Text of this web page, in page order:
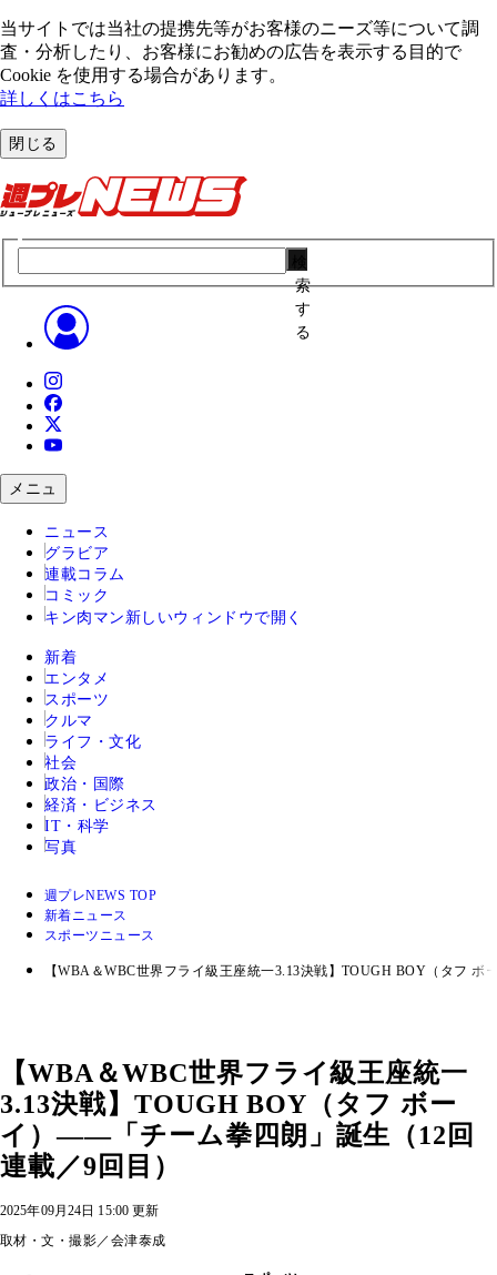
当サイトでは当社の提携先等がお客様のニーズ等について調
査・分析したり、お客様にお勧めの広告を表⽰する⽬的で
Cookie を使⽤する場合があります。
詳しくはこちら
閉じる
索
す
る
メニュ
ニュース
グラビア
連載コラム
コミック
キン肉マン 新しいウィンドウで開く
新着
エンタメ
スポーツ
クルマ
ライフ・文化
社会
政治・国際
経済・ビジネス
IT・科学
写真
週プレNEWS TOP
新着ニュース
スポーツニュース
【WBA＆WBC世界フライ級王座統一3.13決戦】TOUGH BOY（タフ
【WBA＆WBC世界フライ級王座統一
3.13決戦】TOUGH BOY（タフ ボー
イ）――「チーム拳四朗」誕生（12回
連載／9回目）
2025年09月24日 15:00 更新
取材・文・撮影／会津泰成